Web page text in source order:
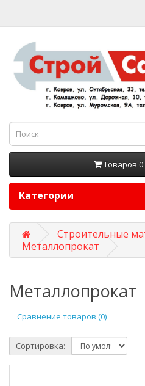
Товаров 0
Категории
Строительные
Металлопрокат
Металлопрокат
Сравнение товаров (0)
Сортировка: